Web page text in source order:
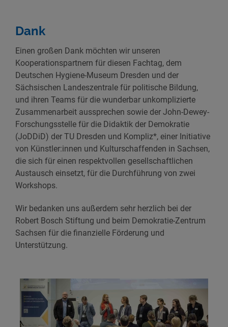
Dank
Einen großen Dank möchten wir unseren
Kooperationspartnern für diesen Fachtag, dem
Deutschen Hygiene-Museum Dresden und der
Sächsischen Landeszentrale für politische Bildung,
und ihren Teams für die wunderbar unkomplizierte
Zusammenarbeit aussprechen sowie der John-Dewey-
Forschungsstelle für die Didaktik der Demokratie
(JoDDiD) der TU Dresden und Kompliz*, einer Initiative
von Künstler:innen und Kulturschaffenden in Sachsen,
die sich für einen respektvollen gesellschaftlichen
Austausch einsetzt, für die Durchführung von zwei
Workshops.
Wir bedanken uns außerdem sehr herzlich bei der
Robert Bosch Stiftung und beim Demokratie-Zentrum
Sachsen für die finanzielle Förderung und
Unterstützung.